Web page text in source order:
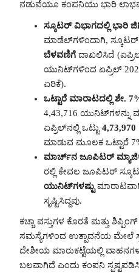
ನಡುವೆಯೂ ಕಂಪನಿಯು ಭಾರಿ
ಸ್ಕೂಟರ್ ವಿಭಾಗದಲ್ಲಿ ಭಾರಿ
ಮಾಡೆಲ್‌ಗಳಿಂದಾಗಿ, ಸ್ಕೂಟರ್
ಬೆಳವಣಿಗೆ ದಾಖಲಿಸಿದೆ
ಯುನಿಟ್‌ಗಳಿಂದ ಏಪ್ರಿಲ್
ಏರಿಕೆ).
ಒಟ್ಟಾರೆ ಮಾರಾಟದಲ್ಲಿ ಶೇ.
4,43,716 ಯುನಿಟ್‌ಗಳನ್ನು
ಏಪ್ರಿಲ್‌ನಲ್ಲಿ ಒಟ್ಟು
ಮಾಡುವ ಮೂಲಕ ಒಟ್ಟಾರೆ
ಮಾರ್ಚ್‌ನ ಜೂಪಿಟರ್
ರಲ್ಲಿ ಕೇವಲ ಜೂಪಿಟರ್
ಯುನಿಟ್‌ಗಳಷ್ಟು
ಸೃಷ್ಟಿಸಿದ್ದವು.
ಕಚ್ಚಾ ವಸ್ತುಗಳ ಕೊರತೆ ಮತ್ತು
ಸಮಸ್ಯೆಗಳಿಂದ ಉತ್ಪಾದನೆಯ ಮೇಲೆ
ದೇಶೀಯ ಮಾರುಕಟ್ಟೆಯಲ್ಲಿ
ಬಲವಾಗಿದೆ ಎಂದು ಕಂಪನಿ